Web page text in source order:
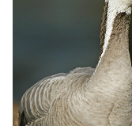
CALENDARIO
AREA
Area Personale